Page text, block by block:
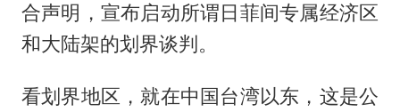
合声明，宣布启动所谓日菲间专属经济区
和大陆架的划界谈判。
看划界地区，就在中国台湾以东，这是公